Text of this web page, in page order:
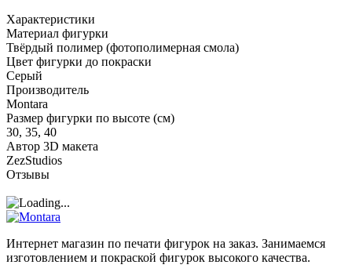
Характеристики
Материал фигурки
Твёрдый полимер (фотополимерная смола)
Цвет фигурки до покраски
Серый
Производитель
Montara
Размер фигурки по высоте (см)
30, 35, 40
Автор 3D макета
ZezStudios
Отзывы
Интернет магазин по печати фигурок на заказ. Занимаемся
изготовлением и покраской фигурок высокого качества.